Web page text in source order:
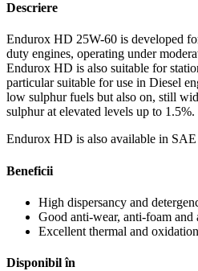
Descriere
Endurox HD 25W-60 is developed
duty engines, operating under
Endurox HD is also suitable for
particular suitable for use in Diesel
low sulphur fuels but also on, still
sulphur at elevated levels up to 1.5%.
Endurox HD is also available in
Beneficii
High dispersancy and
Good anti-wear, anti-foam and
Excellent thermal and
Disponibil în